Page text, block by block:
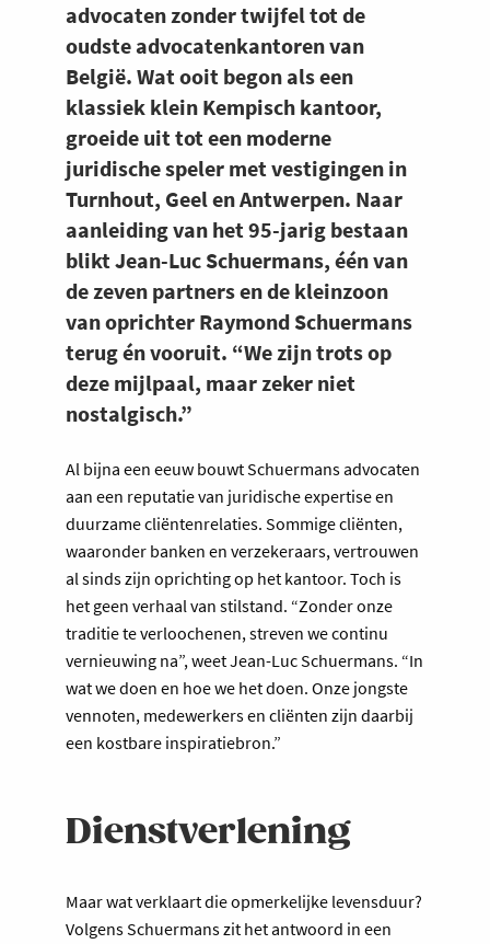
advocaten zonder twijfel tot de
oudste advocatenkantoren van
België. Wat ooit begon als een
klassiek klein Kempisch kantoor,
groeide uit tot een moderne
juridische speler met vestigingen in
Turnhout, Geel en Antwerpen. Naar
aanleiding van het 95-jarig bestaan
blikt Jean-Luc Schuermans, één van
de zeven partners en de kleinzoon
van oprichter Raymond Schuermans
terug én vooruit. “We zijn trots op
deze mijlpaal, maar zeker niet
nostalgisch.”
Al bijna een eeuw bouwt Schuermans advocaten
aan een reputatie van juridische expertise en
duurzame cliëntenrelaties. Sommige cliënten,
waaronder banken en verzekeraars, vertrouwen
al sinds zijn oprichting op het kantoor. Toch is
het geen verhaal van stilstand. “Zonder onze
traditie te verloochenen, streven we continu
vernieuwing na”, weet Jean-Luc Schuermans. “In
wat we doen en hoe we het doen. Onze jongste
vennoten, medewerkers en cliënten zijn daarbij
een kostbare inspiratiebron.”
Dienstverlening
Maar wat verklaart die opmerkelijke levensduur?
Volgens Schuermans zit het antwoord in een